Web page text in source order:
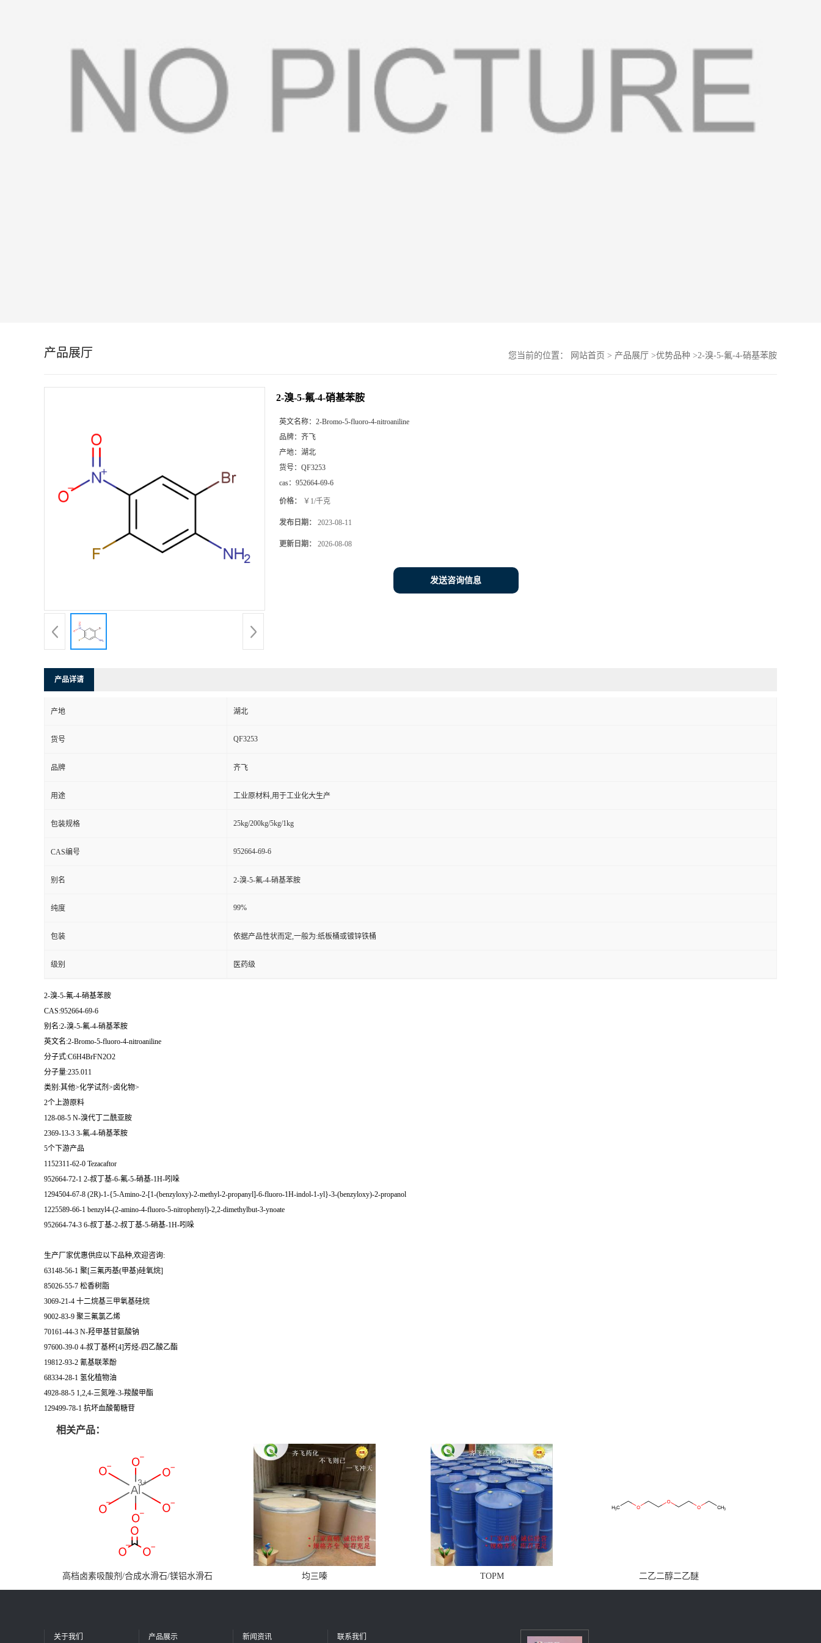
产品展厅 您当前的位置： 网站首页 > 产品展厅 >优势品种 >2-溴-5-氟-4-硝基苯胺
2-溴-5-氟-4-硝基苯胺
英文名称： 2-Bromo-5-fluoro-4-nitroaniline
品牌： 齐飞
产地： 湖北
货号： QF3253
cas： 952664-69-6
价格： ￥1/千克
发布日期： 2023-08-11
更新日期： 2026-08-08
发送咨询信息
产品详请
产地 湖北
货号 QF3253
品牌 齐飞
用途 工业原材料,用于工业化大生产
包装规格 25kg/200kg/5kg/1kg
CAS编号 952664-69-6
别名 2-溴-5-氟-4-硝基苯胺
纯度 99%
包装 依据产品性状而定,一般为:纸板桶或镀锌铁桶
级别 医药级
2-溴-5-氟-4-硝基苯胺
CAS:952664-69-6
别名:2-溴-5-氟-4-硝基苯胺
英文名:2-Bromo-5-fluoro-4-nitroaniline
分子式:C6H4BrFN2O2
分子量:235.011
类别:其他>化学试剂>卤化物>
2个上游原料
128-08-5 N-溴代丁二酰亚胺
2369-13-3 3-氟-4-硝基苯胺
5个下游产品
1152311-62-0 Tezacaftor
952664-72-1 2-叔丁基-6-氟-5-硝基-1H-吲哚
1294504-67-8 (2R)-1-{5-Amino-2-[1-(benzyloxy)-2-methyl-2-propanyl]-6-fluoro-1H-indol-1-yl}-3-(benzyloxy)-2-propanol
1225589-66-1 benzyl4-(2-amino-4-fluoro-5-nitrophenyl)-2,2-dimethylbut-3-ynoate
952664-74-3 6-叔丁基-2-叔丁基-5-硝基-1H-吲哚
生产厂家优惠供应以下品种,欢迎咨询:
63148-56-1 聚[三氟丙基(甲基)硅氧烷]
85026-55-7 松香树脂
3069-21-4 十二烷基三甲氧基硅烷
9002-83-9 聚三氟氯乙烯
70161-44-3 N-羟甲基甘氨酸钠
97600-39-0 4-叔丁基杯[4]芳烃-四乙酸乙酯
19812-93-2 氰基联苯酚
68334-28-1 氢化植物油
4928-88-5 1,2,4-三氮唑-3-羧酸甲酯
129499-78-1 抗坏血酸葡糖苷
相关产品：
高档卤素吸酸剂/合成水滑石/镁铝水滑石 均三嗪 TOPM 二乙二醇二乙醚
关于我们 产品展示 新闻资讯 联系我们